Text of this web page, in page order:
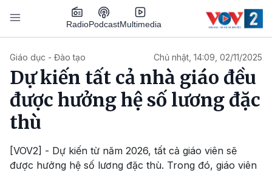
Nhảy đến nội dung
RadioPodcastMultimedia
Giáo dục - Đào tạo Chủ nhật, 14:09, 02/11/2025
Dự kiến tất cả nhà giáo đều
được hưởng hệ số lương đặc
thù
[VOV2] - Dự kiến từ năm 2026, tất cả giáo viên sẽ
được hưởng hệ số lương đặc thù. Trong đó, giáo viên